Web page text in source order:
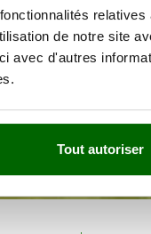
relatives
de notre site
avec d'autres
Tout autoriser
de
au